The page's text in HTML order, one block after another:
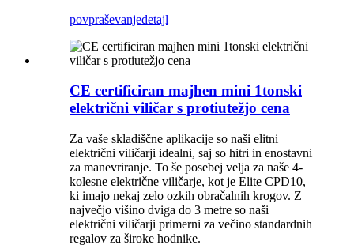
povpraševanjedetajl
CE certificiran majhen mini 1tonski
električni viličar s protiutežjo cena
Za vaše skladiščne aplikacije so naši elitni
električni viličarji idealni, saj so hitri in enostavni
za manevriranje. To še posebej velja za naše 4-
kolesne električne viličarje, kot je Elite CPD10,
ki imajo nekaj zelo ozkih obračalnih krogov. Z
največjo višino dviga do 3 metre so naši
električni viličarji primerni za večino standardnih
regalov za široke hodnike.